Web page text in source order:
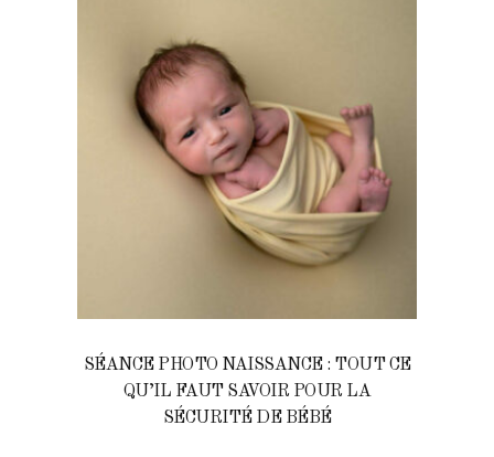
SÉANCE PHOTO NAISSANCE : TOUT CE
QU’IL FAUT SAVOIR POUR LA
SÉCURITÉ DE BÉBÉ